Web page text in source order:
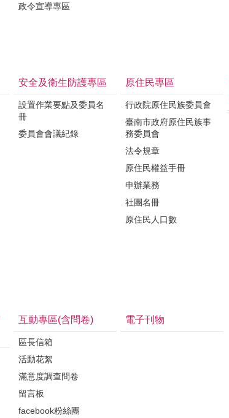
政令宣導專區
安全及衛生防護專區
設置作業要點及委員名
冊
委員會會議紀錄
原住民專區
行政院原住民族委員會
臺南市政府原住民族事
務委員會
法令規章
原住民權益手冊
申辦業務
社團名冊
原住民人口數
互動專區(含問卷)
區長信箱
活動花絮
滿意度調查問卷
留言板
facebook粉絲團
電子刊物